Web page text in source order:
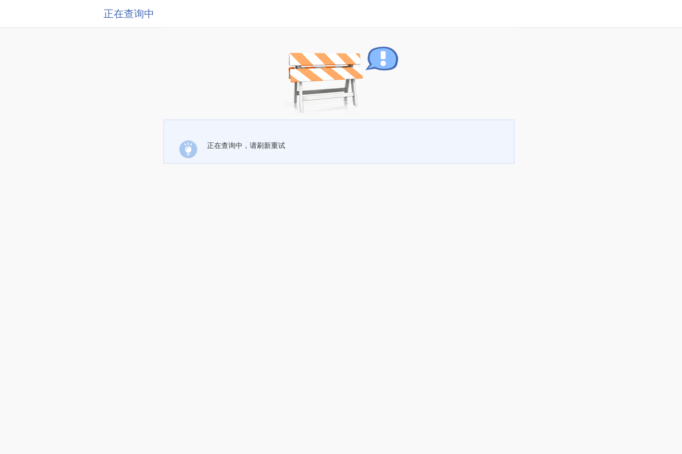
正在查询中
正在查询中，请刷新重试